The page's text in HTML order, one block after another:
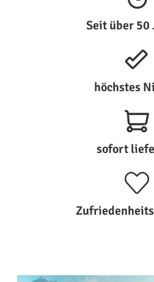
Seit über 50
höchstes
sofort